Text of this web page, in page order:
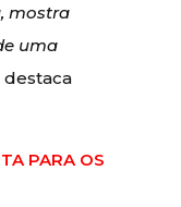
mostra
uma
destaca
PARA OS